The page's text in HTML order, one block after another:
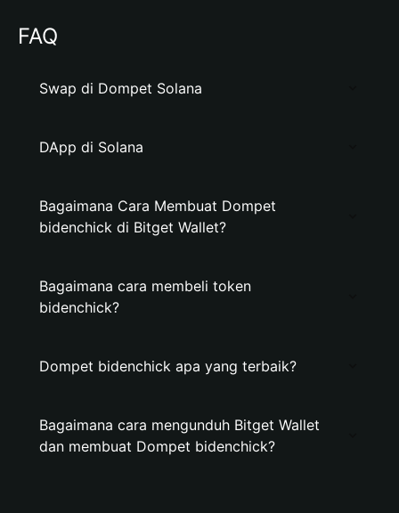
FAQ
Swap di Dompet Solana
DApp di Solana
Bagaimana Cara Membuat Dompet
bidenchick di Bitget Wallet?
Bagaimana cara membeli token
bidenchick?
Dompet bidenchick apa yang terbaik?
Bagaimana cara mengunduh Bitget Wallet
dan membuat Dompet bidenchick?